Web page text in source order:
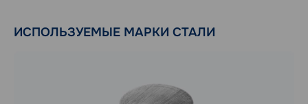
ИСПОЛЬЗУЕМЫЕ МАРКИ СТАЛИ